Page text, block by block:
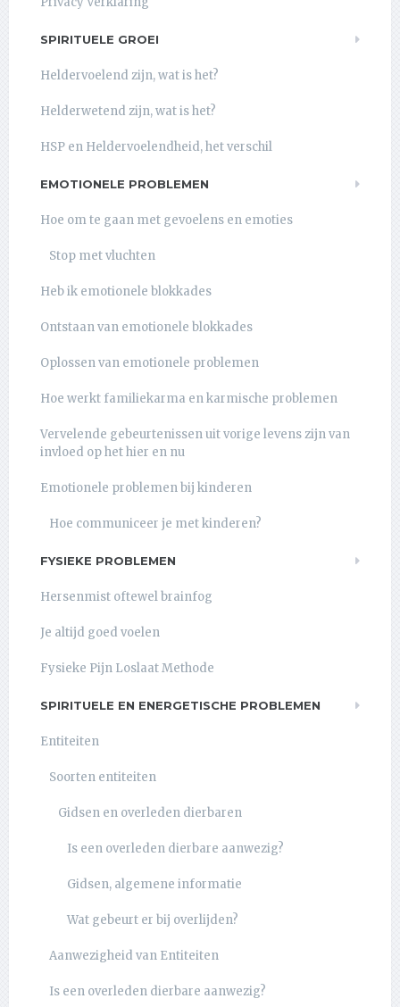
SPIRITUELE GROEI
Heldervoelend zijn, wat is het?
Helderwetend zijn, wat is het?
HSP en Heldervoelendheid, het verschil
EMOTIONELE PROBLEMEN
Hoe om te gaan met gevoelens en emoties
Stop met vluchten
Heb ik emotionele blokkades
Ontstaan van emotionele blokkades
Oplossen van emotionele problemen
Hoe werkt familiekarma en karmische problemen
Vervelende gebeurtenissen uit vorige levens zijn van
invloed op het hier en nu
Emotionele problemen bij kinderen
Hoe communiceer je met kinderen?
FYSIEKE PROBLEMEN
Hersenmist oftewel brainfog
Je altijd goed voelen
Fysieke Pijn Loslaat Methode
SPIRITUELE EN ENERGETISCHE PROBLEMEN
Entiteiten
Soorten entiteiten
Gidsen en overleden dierbaren
Is een overleden dierbare aanwezig?
Gidsen, algemene informatie
Wat gebeurt er bij overlijden?
Aanwezigheid van Entiteiten
Is een overleden dierbare aanwezig?